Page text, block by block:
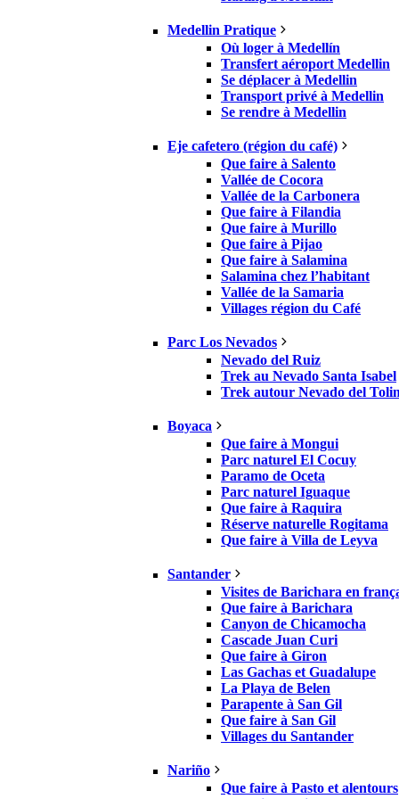
Medellin Pratique
Où loger à Medellín
Transfert aéroport Medellin
Se déplacer à Medellin
Transport privé à Medellin
Se rendre à Medellin
Eje cafetero (région du café)
Que faire à Salento
Vallée de Cocora
Vallée de la Carbonera
Que faire à Filandia
Que faire à Murillo
Que faire à Pijao
Que faire à Salamina
Salamina chez l’habitant
Vallée de la Samaria
Villages région du Café
Parc Los Nevados
Nevado del Ruiz
Trek au Nevado Santa Isabel
Trek autour Nevado del
Boyaca
Que faire à Mongui
Parc naturel El Cocuy
Paramo de Oceta
Parc naturel Iguaque
Que faire à Raquira
Réserve naturelle Rogitama
Que faire à Villa de Leyva
Santander
Visites de Barichara en
Que faire à Barichara
Canyon de Chicamocha
Cascade Juan Curi
Que faire à Giron
Las Gachas et Guadalupe
La Playa de Belen
Parapente à San Gil
Que faire à San Gil
Villages du Santander
Nariño
Que faire à Pasto et alentours